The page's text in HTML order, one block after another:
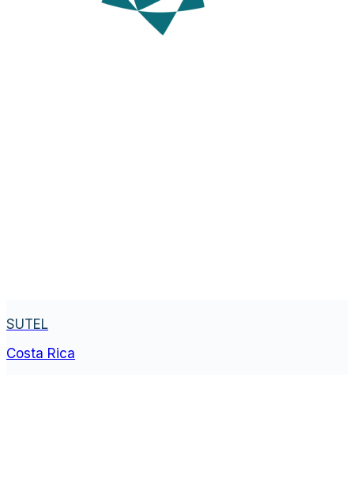
SUTEL
Costa Rica